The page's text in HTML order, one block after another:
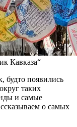
Кавказа“
будто появились
таких
и самые
о самых